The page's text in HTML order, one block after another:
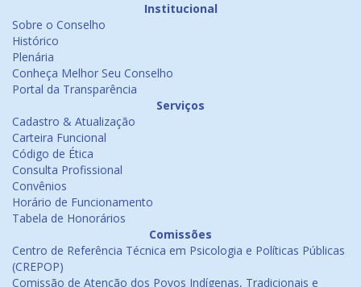
Institucional
Sobre o Conselho
Histórico
Plenária
Conheça Melhor Seu Conselho
Portal da Transparência
Serviços
Cadastro & Atualização
Carteira Funcional
Código de Ética
Consulta Profissional
Convênios
Horário de Funcionamento
Tabela de Honorários
Comissões
Centro de Referência Técnica em Psicologia e Políticas Públicas
(CREPOP)
Comissão de Atenção dos Povos Indígenas, Tradicionais e